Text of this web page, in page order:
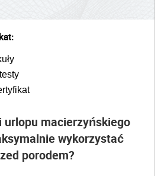
urlopu macierzyńskiego
wykorzystać
porodem?